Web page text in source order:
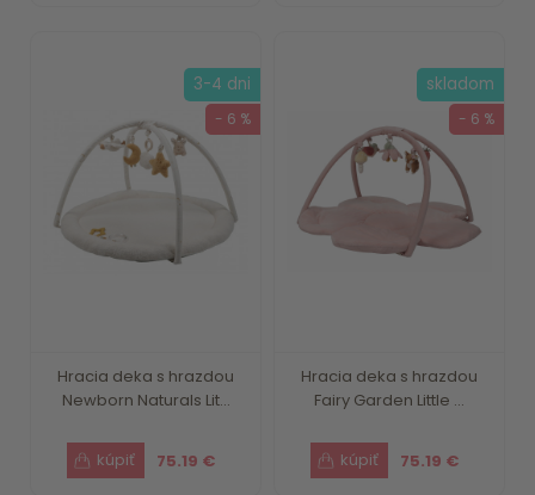
Hracia deka s hrazdou
Newborn Naturals Lit...
75.19 €
3-4 dni
- 6 %
Hracia deka s hrazdou
Fairy Garden Little ...
75.19 €
skladom
- 6 %